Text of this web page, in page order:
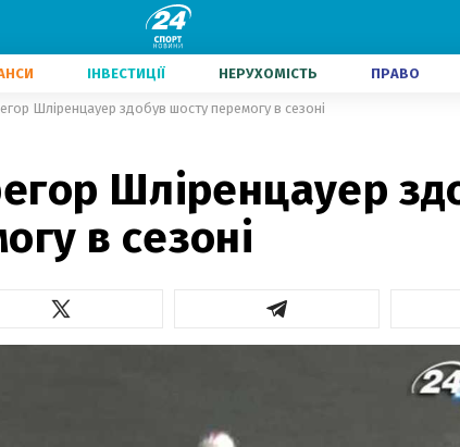
ІНВЕСТИЦІЇ НЕРУХОМІСТЬ ПРАВО
Шліренцауер здобув шосту перемогу в сезоні
Шліренцауер
в сезоні